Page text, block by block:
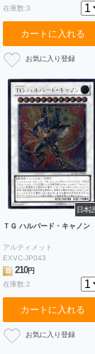
在庫数:3
カートに入れる
日本
ＴＧ ハルバード・キャノン
アルティメット
EXVC-JP043
B
210円
在庫数:2
カートに入れる